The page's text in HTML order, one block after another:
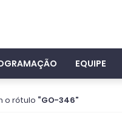
EQUIPE
o rótulo GO-346